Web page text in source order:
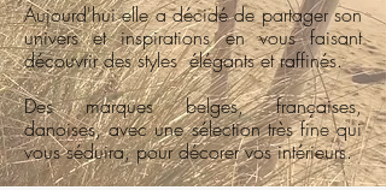
Aujourd'hui elle a décidé de partager son
univers et inspirations en vous faisant
découvrir des styles élégants et raffinés.
Des marques belges, françaises,
danoises, avec une sélection très fine qui
vous séduira, pour décorer vos intérieurs.